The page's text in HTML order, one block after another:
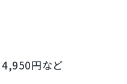
円など